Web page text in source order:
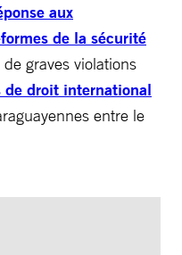
aux
de la sécurité
graves violations
de droit international
entre le